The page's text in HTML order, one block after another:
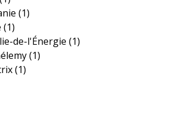
(1)
(1)
de-l'Énergie(1)
(1)
(1)